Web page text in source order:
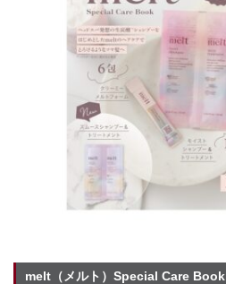
melt（メルト）Special Care Book